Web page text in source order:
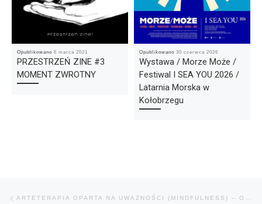
Opublikowano 6 marca 2021
PRZESTRZEŃ ZINE #3
MOMENT ZWROTNY
Opublikowano 30 czerwca 2026
Wystawa / Morze Może /
Festiwal I SEA YOU 2026 /
Latarnia Morska w
Kołobrzegu